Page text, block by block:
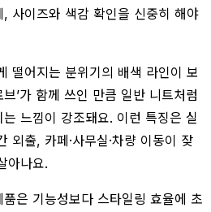
사이즈와 색감 확인을 신중히 해야
떨어지는 분위기의 배색 라인이 보
브’가 함께 쓰인 만큼 일반 니트처럼
느낌이 강조돼요. 이런 특징은 실
외출, 카페·사무실·차량 이동이 잦
아나요.
은 기능성보다 스타일링 효율에 초